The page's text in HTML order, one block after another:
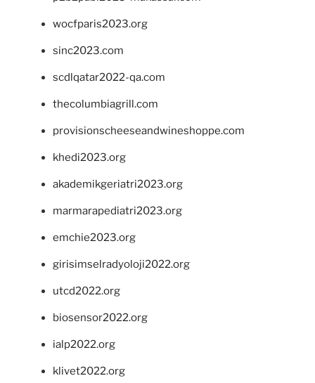
wocfparis2023.org
sinc2023.com
scdlqatar2022-qa.com
thecolumbiagrill.com
provisionscheeseandwineshoppe.com
khedi2023.org
akademikgeriatri2023.org
marmarapediatri2023.org
emchie2023.org
girisimselradyoloji2022.org
utcd2022.org
biosensor2022.org
ialp2022.org
klivet2022.org